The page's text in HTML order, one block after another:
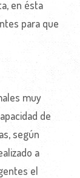
en ésta
para que
muy
de
según
a
el